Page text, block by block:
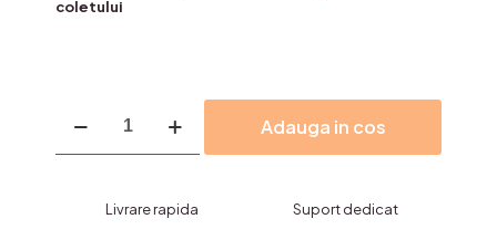
coletului
Fond
de
Adauga in cos
Livrare rapida Suport dedicat